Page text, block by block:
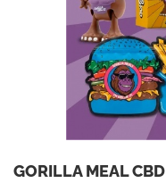
GORILLA MEAL CBD